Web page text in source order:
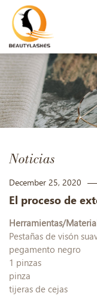
Noticias
December 25, 2020
El proceso de
Herramientas/
Pestañas de visón
pegamento negro
1 pinzas
pinza
tijeras de cejas